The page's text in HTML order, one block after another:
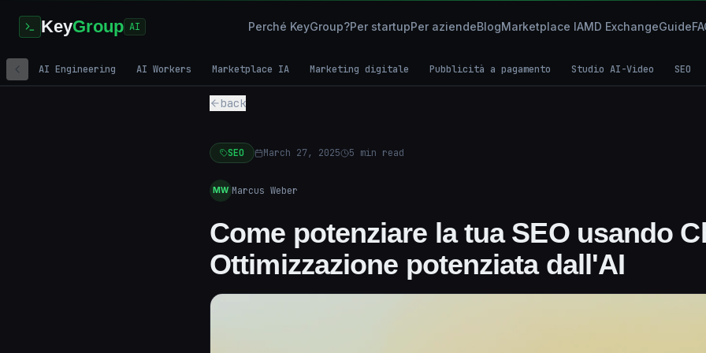
KeyGroup AI Perché KeyGroup?Per startupPer aziendeBlogMarketplace IAMD ExchangeGuide
AI Engineering AI Workers Marketplace IA Marketing digitale Pubblicità a pagamento Studio AI-Video SEO
back
SEO March 27, 2025 5 min read
MW Marcus Weber
Come potenziare la tua SEO usando
Ottimizzazione potenziata dall'AI